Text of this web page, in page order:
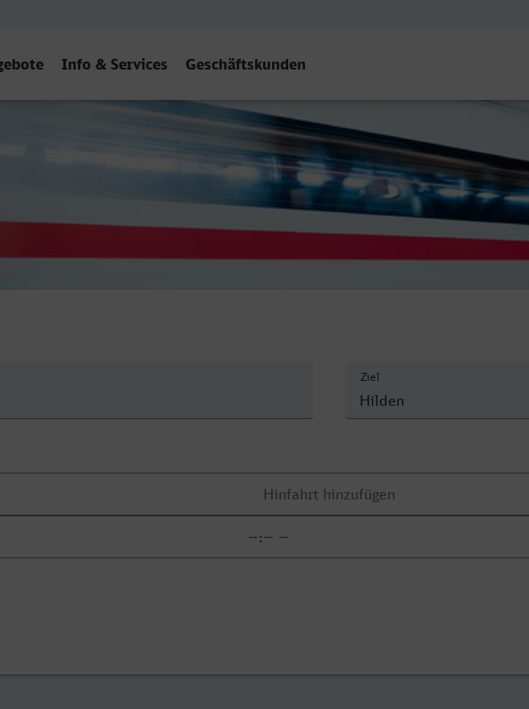
Info & Services Geschäftskunden
Hbf - Hilden
Ziel